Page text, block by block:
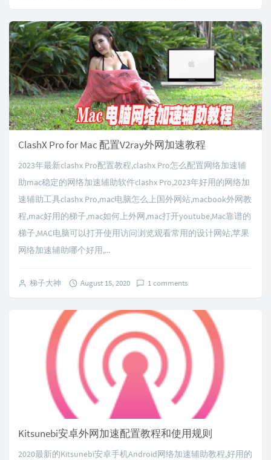
ClashX Pro for Mac 配置V2ray外网加速教程
2023年最新clashx Pro配置教程,clashx Pro怎么配置网络加速辅
助mac稳定的网络加速辅助软件clashx Pro,2023年好用的网络加
速辅助工具clashx Pro,mac电脑怎么上国外网站,macbook外网教
程,mac好用的梯子,mac如何上外网,mac打开youtube,Mac靠谱的
梯子,MAC电脑可以打开使用访问浏览观看常用的设计网站,苹果
网络加速辅助哪个好用,...
梯子大神 August 15, 2020 1 comments
Kitsunebi安卓外网加速配置教程和使用规则
2020最新的Kitsunebi安卓手机Android网络加速辅助教程,好用的